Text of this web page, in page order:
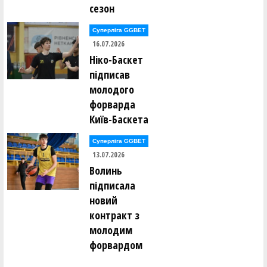
Аліна Малиш (Івано-Франківський спортліцей-09)
Марія Марків (БК "Франківськ-ОДЮСШ-ДЮСШ№2" (Ів.-
Франківськ)-09)
Єлізавета Мартинюк (БК "Франківськ-ОДЮСШ-
ДЮСШ№2" (Ів.-Франківськ)-09)
Анна Марченко (ДЮСШ-3-БАГІРА (Київ)-09)
Ілона Марченко (КІВС (Львів)-09)
Олена Матвійчук (КСЛ (Київ)-09)
Надія Матій (КСЛ (Київ)-09)
Вікторія Мельник (КІВС (Львів)-09)
сезон
Суперліга GGBET
16.07.2026
Ніко-Баскет
підписав
молодого
форварда
Київ-Баскета
Суперліга GGBET
13.07.2026
Волинь
підписала
новий
контракт з
молодим
форвардом